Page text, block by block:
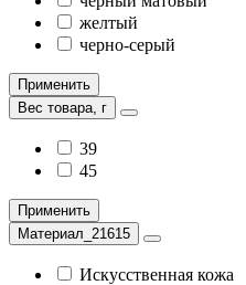
желтый
черно-серый
Применить
Вес товара, г
39
45
Применить
Материал_21615
Искусственная кожа